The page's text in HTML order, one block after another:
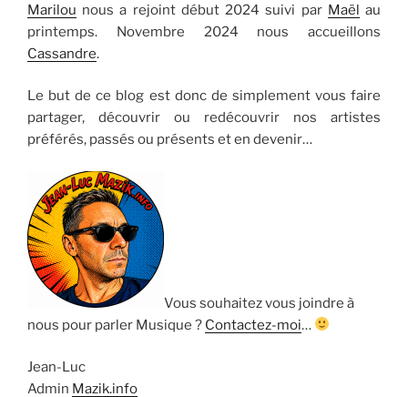
Marilou nous a rejoint début 2024 suivi par Maël au
printemps. Novembre 2024 nous accueillons
Cassandre.
Le but de ce blog est donc de simplement vous faire
partager, découvrir ou redécouvrir nos artistes
préférés, passés ou présents et en devenir…
Vous souhaitez vous joindre à
nous pour parler Musique ? Contactez-moi…
Jean-Luc
Admin Mazik.info